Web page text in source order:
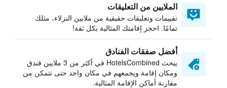
الملايين من التعليقات
تقييمات وتعليقات حقيقية من ملايين النزلاء، مثلك
تمامًا. احجز إقامتك المثالية بكل ثقة!
أفضل صفقات الفنادق
يبحث HotelsCombined في أكثر من 3 ملايين فندق
ومكان إقامة ويجمعهم في مكان واحد حتى تتمكن من
مقارنة أماكن الإقامة المثالية.